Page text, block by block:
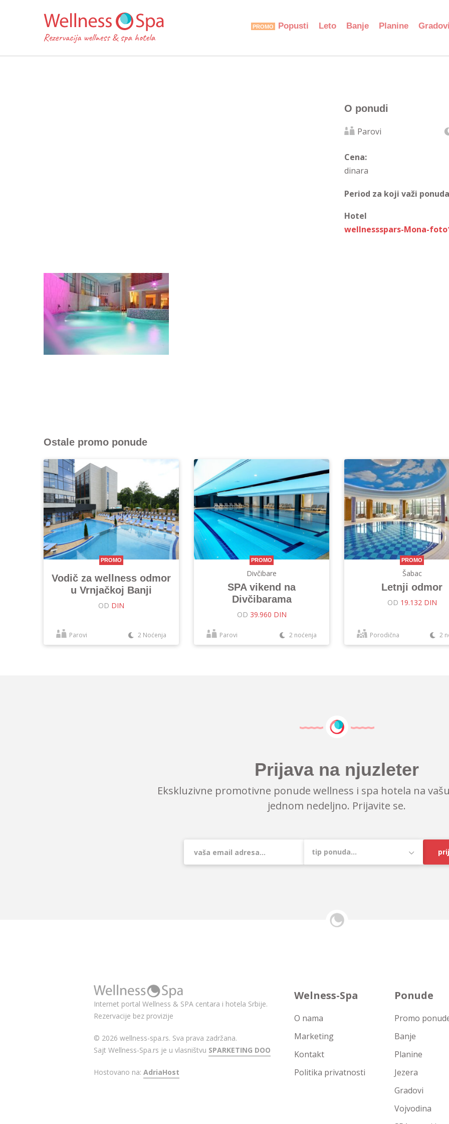
Popusti Leto Banje Planine
O ponudi
Parovi
Cena:
dinara
Period za koji važi
Hotel
wellnessspars-Mona-
Ostale promo ponude
PROMO
Vodič za wellness odmor
u Vrnjačkoj Banji
OD DIN
Parovi 2 Noćenja
PROMO
Divčibare
SPA vikend na
Divčibarama
OD 39.960 DIN
Parovi 2 noćenja
PROMO
Šabac
Letnji odmor
OD 19.132 DIN
Porodična 2
Prijava na njuzleter
Ekskluzivne promotivne ponude wellness i spa hotela na
jednom nedeljno. Prijavite se.
Internet portal Wellness & SPA centara i hotela Srbije.
Rezervacije bez provizije
© 2026 wellness-spa.rs. Sva prava zadržana.
Sajt Wellness-Spa.rs je u vlasništvu SPARKETING DOO
Hostovano na: AdriaHost
Welness-Spa
O nama
Marketing
Kontakt
Politika privatnosti
Ponude
Promo
Banje
Planine
Jezera
Gradovi
Vojvodina